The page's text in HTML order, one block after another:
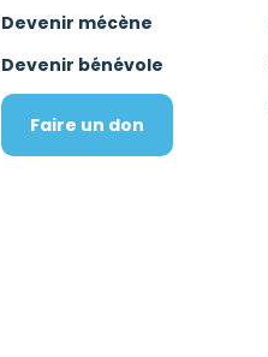
Devenir mécène
Devenir bénévole
Faire un don